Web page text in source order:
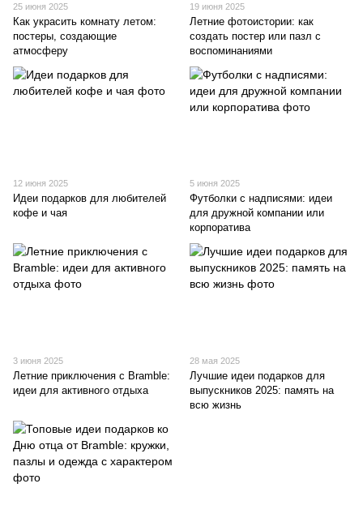
25 июня 2025
Как украсить комнату летом:
постеры, создающие
атмосферу
19 июня 2025
Летние фотоистории: как
создать постер или пазл с
воспоминаниями
12 июня 2025
Идеи подарков для любителей
кофе и чая
5 июня 2025
Футболки с надписями: идеи
для дружной компании или
корпоратива
3 июня 2025
Летние приключения с Bramble:
идеи для активного отдыха
28 мая 2025
Лучшие идеи подарков для
выпускников 2025: память на
всю жизнь